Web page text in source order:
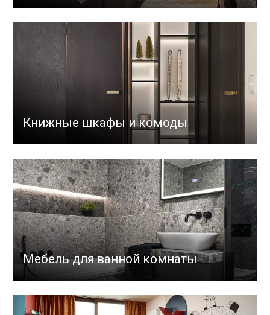
Книжные шкафы и комоды
Мебель для ванной комнаты